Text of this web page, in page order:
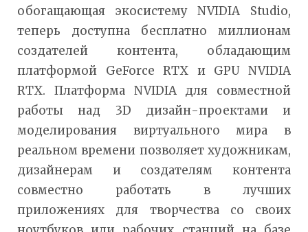
обогащающая экосистему NVIDIA Studio,
теперь доступна бесплатно миллионам
создателей контента, обладающим
платформой GeForce RTX и GPU NVIDIA
RTX. Платформа NVIDIA для совместной
работы над 3D дизайн-проектами и
моделирования виртуального мира в
реальном времени позволяет художникам,
дизайнерам и создателям контента
совместно работать в лучших
приложениях для творчества со своих